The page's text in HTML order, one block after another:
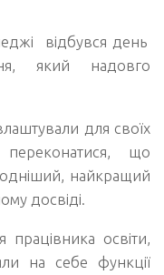
відбувся день
який надовго
для своїх
що
найкращий
досвіді.
освіти,
на себе функції